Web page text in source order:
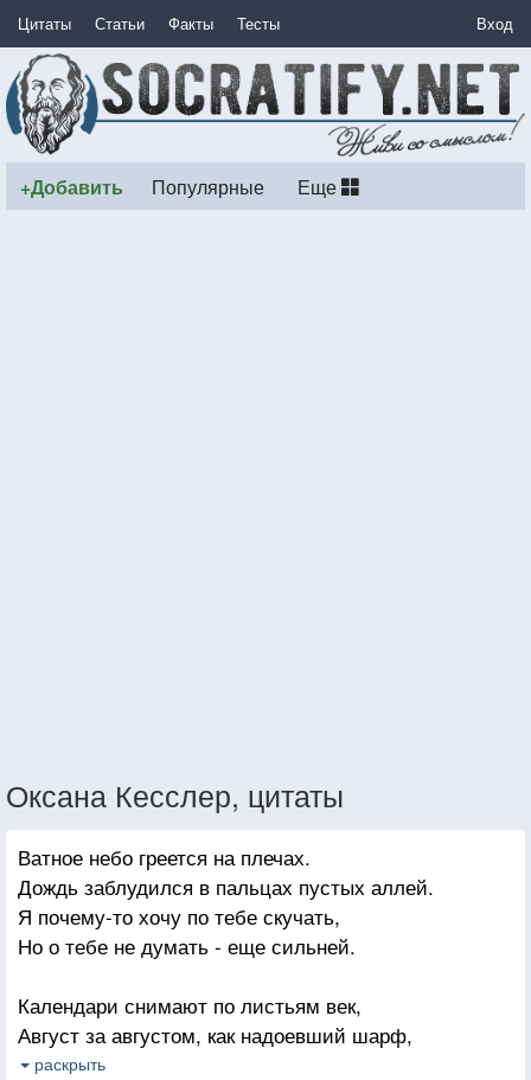
Цитаты Статьи Факты Тесты Вход
+Добавить Популярные Еще
Оксана Кесслер, цитаты
Ватное небо греется на плечах.
Дождь заблудился в пальцах пустых аллей.
Я почему-то хочу по тебе скучать,
Но о тебе не думать - еще сильней.
Календари снимают по листьям век,
Август за августом, как надоевший шарф,
Я почему-то хочу напевать тебе
раскрыть